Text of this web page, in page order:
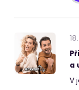
18.
a
V